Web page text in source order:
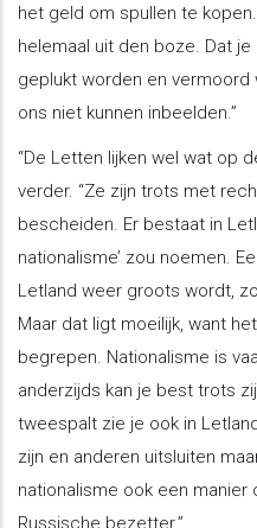
het geld om spullen te
helemaal uit den boze. Dat
geplukt worden en vermoord
ons niet kunnen inbeelden.”
“De Letten lijken wel wat op
verder. “Ze zijn trots met
bescheiden. Er bestaat in
nationalisme’ zou noemen.
Letland weer groots wordt,
Maar dat ligt moeilijk, want
begrepen. Nationalisme is
anderzijds kan je best trots
tweespalt zie je ook in
zijn en anderen uitsluiten
nationalisme ook een
Russische bezetter.”